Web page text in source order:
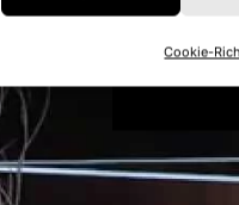
Cookie-
Klicke